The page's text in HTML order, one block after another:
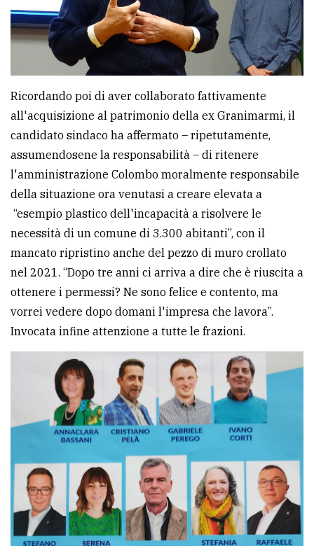
Ricordando poi di aver collaborato fattivamente
all'acquisizione al patrimonio della ex Granimarmi, il
candidato sindaco ha affermato – ripetutamente,
assumendosene la responsabilità – di ritenere
l'amministrazione Colombo moralmente responsabile
della situazione ora venutasi a creare elevata a
“esempio plastico dell'incapacità a risolvere le
necessità di un comune di 3.300 abitanti”, con il
mancato ripristino anche del pezzo di muro crollato
nel 2021. “Dopo tre anni ci arriva a dire che è riuscita a
ottenere i permessi? Ne sono felice e contento, ma
vorrei vedere dopo domani l'impresa che lavora”.
Invocata infine attenzione a tutte le frazioni.